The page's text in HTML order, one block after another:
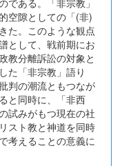
である。「非宗教」
空隙としての「(非)
た。このような観点
として、戦前期にお
教分離訴訟の対象と
た「非宗教」語り
判の潮流ともつなが
と同時に、「非西
試みがもつ現在の社
スト教と神道を同時
考えることの意義に